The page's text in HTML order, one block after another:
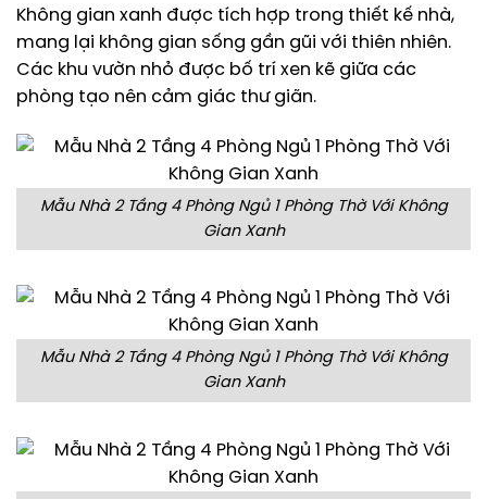
Không gian xanh được tích hợp trong thiết kế nhà,
mang lại không gian sống gần gũi với thiên nhiên.
Các khu vườn nhỏ được bố trí xen kẽ giữa các
phòng tạo nên cảm giác thư giãn.
Mẫu Nhà 2 Tầng 4 Phòng Ngủ 1 Phòng Thờ Với Không
Gian Xanh
Mẫu Nhà 2 Tầng 4 Phòng Ngủ 1 Phòng Thờ Với Không
Gian Xanh